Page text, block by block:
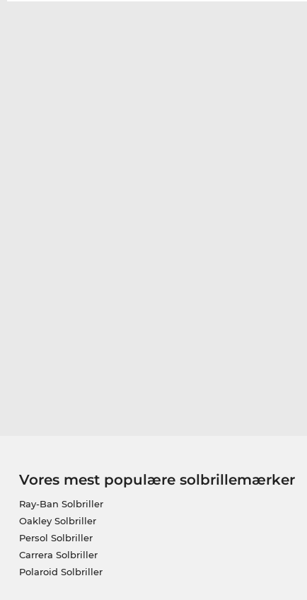
Vores mest populære solbrillemærker
Ray-Ban Solbriller
Oakley Solbriller
Persol Solbriller
Carrera Solbriller
Polaroid Solbriller